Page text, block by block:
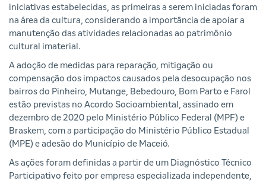
iniciativas estabelecidas, as primeiras a serem iniciadas foram
na área da cultura, considerando a importância de apoiar a
manutenção das atividades relacionadas ao patrimônio
cultural imaterial.
A adoção de medidas para reparação, mitigação ou
compensação dos impactos causados pela desocupação nos
bairros do Pinheiro, Mutange, Bebedouro, Bom Parto e Farol
estão previstas no Acordo Socioambiental, assinado em
dezembro de 2020 pelo Ministério Público Federal (MPF) e
Braskem, com a participação do Ministério Público Estadual
(MPE) e adesão do Município de Maceió.
As ações foram definidas a partir de um Diagnóstico Técnico
Participativo feito por empresa especializada independente,